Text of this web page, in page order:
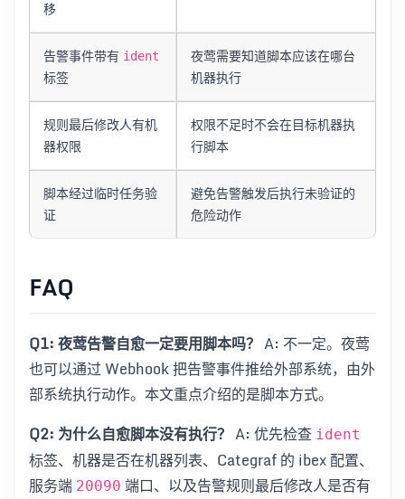
移
告警事件带有 ident
标签
夜莺需要知道脚本应该在哪台
机器执行
规则最后修改人有机
器权限
权限不足时不会在目标机器执
行脚本
脚本经过临时任务验
证
避免告警触发后执行未验证的
危险动作
FAQ
Q1: 夜莺告警自愈一定要用脚本吗？ A: 不一定。夜莺
也可以通过 Webhook 把告警事件推给外部系统，由外
部系统执行动作。本文重点介绍的是脚本方式。
Q2: 为什么自愈脚本没有执行？ A: 优先检查 ident
标签、机器是否在机器列表、Categraf 的 ibex 配置、
服务端 20090 端口、以及告警规则最后修改人是否有